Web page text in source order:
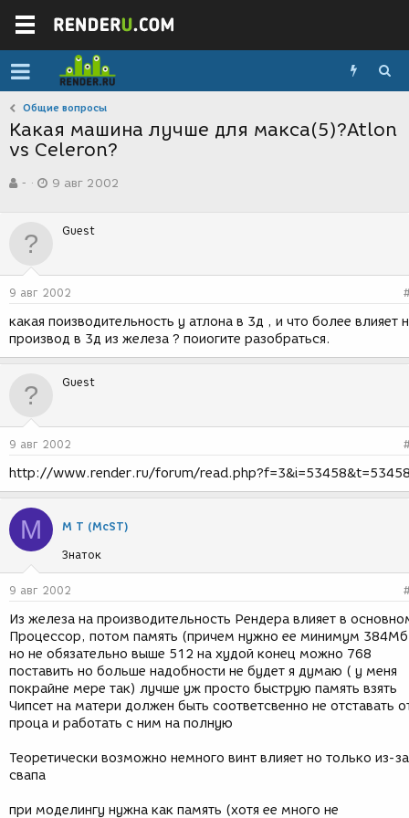
Общие вопросы
Какая машина лучше для макса(5)?Atlon
vs Celeron?
в
р
-
а
д
н
и
9 авг 2002
Guest
9 авг 2002
какая поизводительность у атлона в 3д , и что более влияет
производ в 3д из железа ? поиогите разобраться.
Guest
9 авг 2002
http://www.render.ru/forum/
М М Т (McST)
Знаток
9 авг 2002
Из железа на производительность Рендера влияет в
Процессор, потом память (причем нужно ее минимум 384Мб
но не обязательно выше 512 на худой конец можно 768
поставить но больше надобности не будет я думаю ( у меня
покрайне мере так) лучше уж просто быструю память взять
Чипсет на матери должен быть соответсвенно не отставать
проца и работать с ним на полную
Теоретически возможно немного винт влияет но только из-за
свапа
при моделингу нужна как память (хотя ее много не